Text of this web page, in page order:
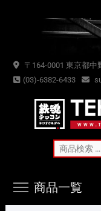
〒164-0001 東京都中
(03)-6382-6433
商品一覧